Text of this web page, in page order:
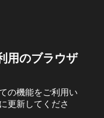
用のブラウザ
の機能をご利用い
更新してくださ